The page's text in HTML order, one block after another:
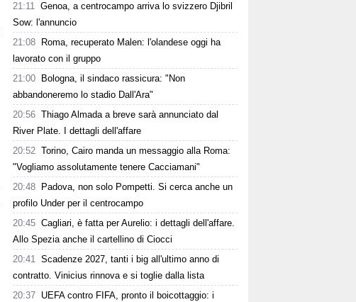
21:11 Genoa, a centrocampo arriva lo svizzero Djibril
Sow: l'annuncio
21:08
Roma, recuperato Malen: l'olandese oggi ha
lavorato con il gruppo
21:00
Bologna, il sindaco rassicura: "Non
abbandoneremo lo stadio Dall'Ara"
20:56 Thiago Almada a breve sarà annunciato dal
River Plate. I dettagli dell'affare
20:52 Torino, Cairo manda un messaggio alla Roma:
"Vogliamo assolutamente tenere Cacciamani"
20:48
Padova, non solo Pompetti. Si cerca anche un
profilo Under per il centrocampo
20:45 Cagliari, è fatta per Aurelio: i dettagli dell'affare.
Allo Spezia anche il cartellino di Ciocci
20:41 Scadenze 2027, tanti i big all'ultimo anno di
contratto. Vinicius rinnova e si toglie dalla lista
20:37 UEFA contro FIFA, pronto il boicottaggio: i